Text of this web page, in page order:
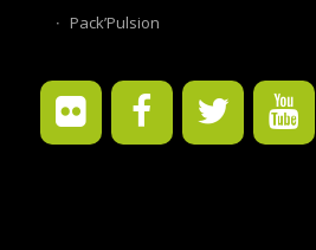
Pack’Pulsion